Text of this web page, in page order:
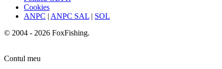
Cookies
ANPC | ANPC SAL | SOL
© 2004 - 2026 FoxFishing.
Contul meu